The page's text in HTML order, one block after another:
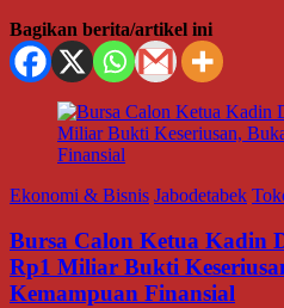
Bagikan berita/artikel ini
Ekonomi & Bisnis Jabodetabek
Bursa Calon Ketua Kadin
Rp1 Miliar Bukti
Kemampuan Finansial